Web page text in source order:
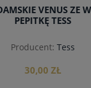
VENUS ZE
PEPITKĘ TESS
Producent: Tess
30,00 ZŁ